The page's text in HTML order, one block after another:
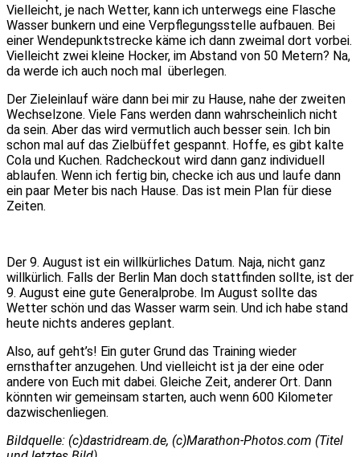
Vielleicht, je nach Wetter, kann ich unterwegs eine Flasche
Wasser bunkern und eine Verpflegungsstelle aufbauen. Bei
einer Wendepunktstrecke käme ich dann zweimal dort vorbei.
Vielleicht zwei kleine Hocker, im Abstand von 50 Metern? Na,
da werde ich auch noch mal überlegen.
Der Zieleinlauf wäre dann bei mir zu Hause, nahe der zweiten
Wechselzone. Viele Fans werden dann wahrscheinlich nicht
da sein. Aber das wird vermutlich auch besser sein. Ich bin
schon mal auf das Zielbüffet gespannt. Hoffe, es gibt kalte
Cola und Kuchen. Radcheckout wird dann ganz individuell
ablaufen. Wenn ich fertig bin, checke ich aus und laufe dann
ein paar Meter bis nach Hause. Das ist mein Plan für diese
Zeiten.
Der 9. August ist ein willkürliches Datum. Naja, nicht ganz
willkürlich. Falls der Berlin Man doch stattfinden sollte, ist der
9. August eine gute Generalprobe. Im August sollte das
Wetter schön und das Wasser warm sein. Und ich habe stand
heute nichts anderes geplant.
Also, auf geht’s! Ein guter Grund das Training wieder
ernsthafter anzugehen. Und vielleicht ist ja der eine oder
andere von Euch mit dabei. Gleiche Zeit, anderer Ort. Dann
könnten wir gemeinsam starten, auch wenn 600 Kilometer
dazwischenliegen.
Bildquelle: (c)dastridream.de, (c)Marathon-Photos.com (Titel